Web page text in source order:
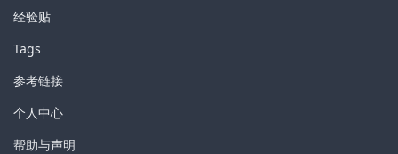
经验贴
Tags
参考链接
个人中心
帮助与声明